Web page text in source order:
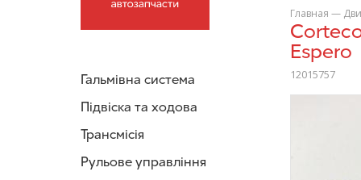
Гальмівна система
Підвіска та ходова
Трансмісія
Рульове управління
Главная —
Corteco 12015757 Сальники клапанів (8 шт) Daewoo Lanos
Espero
12015757